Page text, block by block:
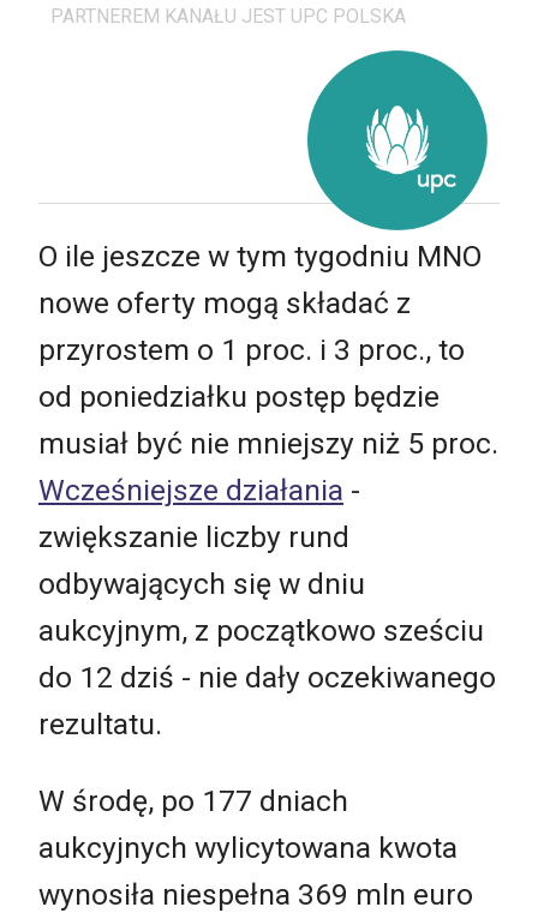
PARTNEREM KANAŁU JEST UPC POLSKA
O ile jeszcze w tym tygodniu MNO
nowe oferty mogą składać z
przyrostem o 1 proc. i 3 proc., to
od poniedziałku postęp będzie
musiał być nie mniejszy niż 5 proc.
Wcześniejsze działania -
zwiększanie liczby rund
odbywających się w dniu
aukcyjnym, z początkowo sześciu
do 12 dziś - nie dały oczekiwanego
rezultatu.
W środę, po 177 dniach
aukcyjnych wylicytowana kwota
wynosiła niespełna 369 mln euro